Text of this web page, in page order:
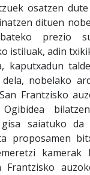
osatzen
dituen
prezio
istiluak, adin
kaputxadun
nobelako
Frantzisko
saiatuko da
proposamen
kamerak